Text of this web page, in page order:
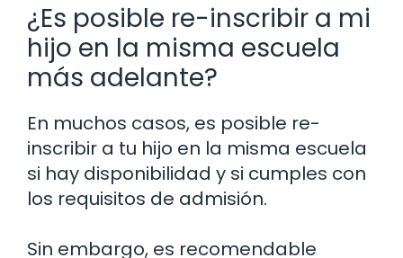
¿Es posible re-inscribir a mi
hijo en la misma escuela
más adelante?
En muchos casos, es posible re-
inscribir a tu hijo en la misma escuela
si hay disponibilidad y si cumples con
los requisitos de admisión.
Sin embargo, es recomendable